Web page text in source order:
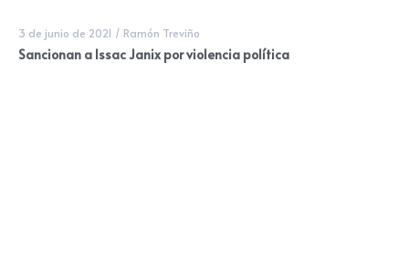
3 de junio de 2021 / Ramón Treviño
Sancionan a Issac Janix por violencia política